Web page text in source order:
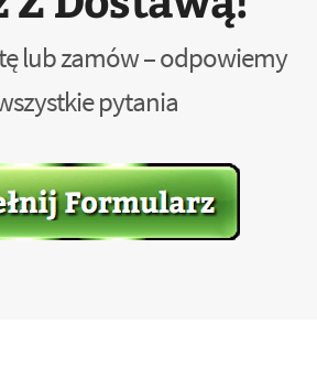
lub zamów – odpowiemy
pytania